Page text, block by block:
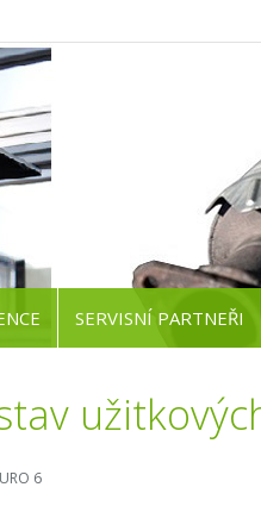
6
SERVISNÍ PARTNEŘI